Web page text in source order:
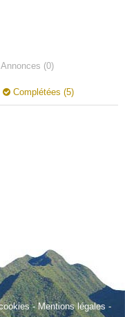
Annonces (0)
Complétées (5)
-Mentions légales -